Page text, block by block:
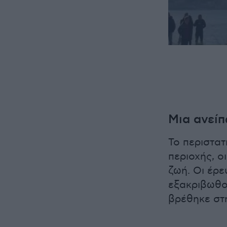
Μια
Το
περιοχής,
ζωή. Οι
βρέθηκε